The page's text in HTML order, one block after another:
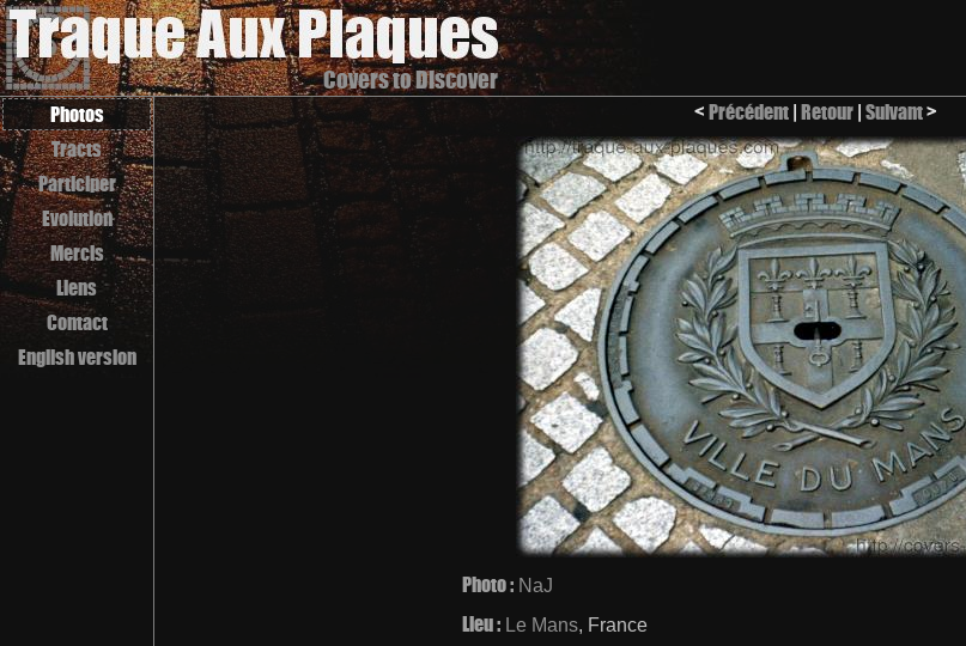
Covers to Discover
Photos
Tracts
Participer
Evolution
Mercis
Liens
Contact
English version
<Précédent|Retour|Suivant>
Photo : NaJ
Lieu : Le Mans, France